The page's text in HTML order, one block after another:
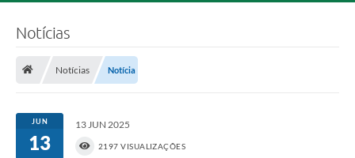
Portal da Transparência
Secretarias
Notícias
Notícias Notícia
JUN
13
13 JUN 2025
2197 VISUALIZAÇÕES